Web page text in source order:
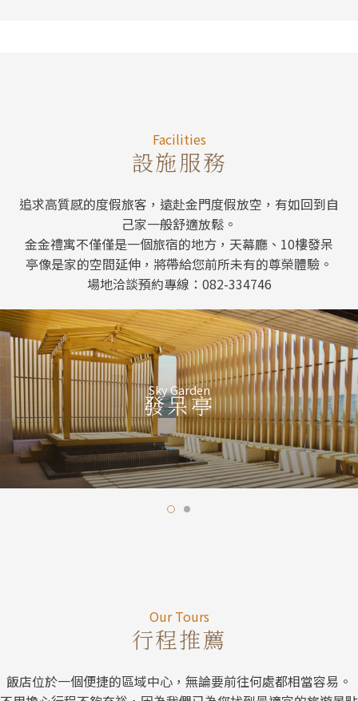
Facilities
設施服務
追求高質感的度假旅客，遠赴金門度假放空，有如回到自
己家一般舒適放鬆。
金金禮寓不僅僅是一個旅宿的地方，天幕廳、10樓發呆
亭像是家的空間延伸，將帶給您前所未有的尊榮體驗。
場地洽談預約專線：082-334746
Sky Garden
發呆亭
Our
Our Tours
行程推薦
飯店位於一個便捷的區域中心，無論要前往何處都相當容易。